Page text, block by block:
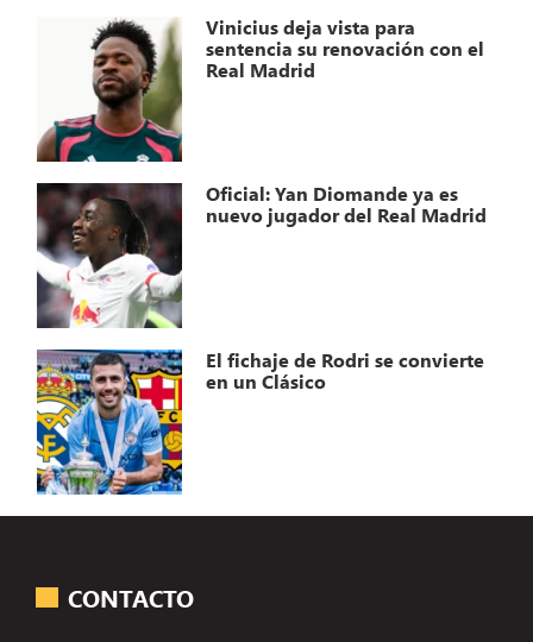
Vinicius deja vista para
sentencia su renovación con el
Real Madrid
Oficial: Yan Diomande ya es
nuevo jugador del Real Madrid
El fichaje de Rodri se convierte
en un Clásico
CONTACTO